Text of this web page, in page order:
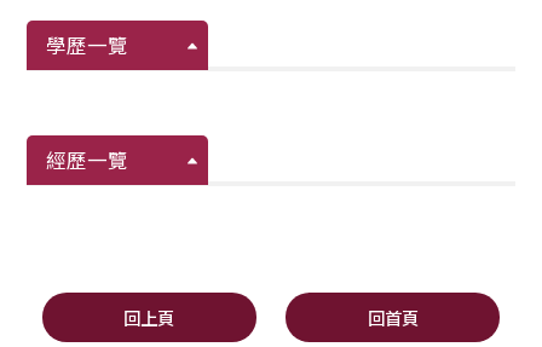
學歷一覽
經歷一覽
回上頁 回首頁